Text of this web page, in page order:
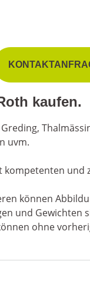
kaufen.
uvm.
und
können
und
ohne